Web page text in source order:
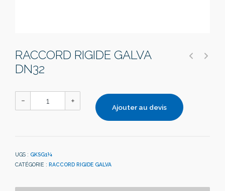
RACCORD RIGIDE GALVA
DN32
Ajouter au devis
UGS : GKSG1¼
CATÉGORIE : RACCORD RIGIDE GALVA